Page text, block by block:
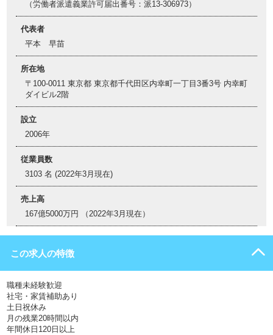
（労働者派遣義業許可届出番号：派13-306973）
代表者
平本 早苗
所在地
〒100-0011 東京都 東京都千代田区内幸町一丁目3番3号 内幸町
ダイビル2階
設立
2006年
従業員数
3103 名 (2022年3月現在)
売上高
167億5000万円 （2022年3月現在）
この求人の特徴
職種未経験歓迎
社宅・家賃補助あり
土日祝休み
月の残業20時間以内
年間休日120日以上